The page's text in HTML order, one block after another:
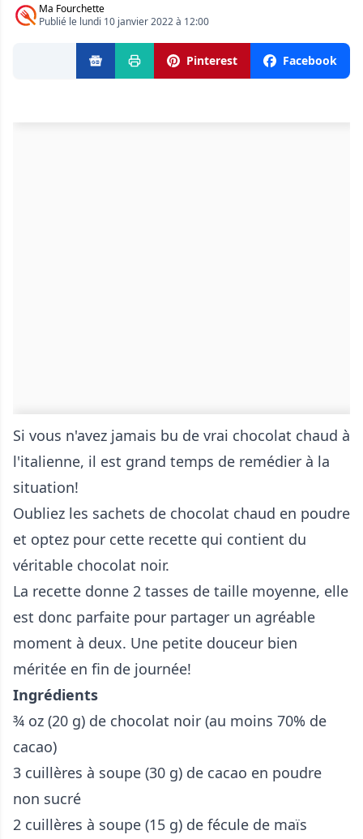
Ma Fourchette
Publié le lundi 10 janvier 2022 à 12:00
Pinterest Facebook
Si vous n'avez jamais bu de vrai chocolat chaud à
l'italienne, il est grand temps de remédier à la
situation!
Oubliez les sachets de chocolat chaud en poudre
et optez pour cette recette qui contient du
véritable chocolat noir.
La recette donne 2 tasses de taille moyenne, elle
est donc parfaite pour partager un agréable
moment à deux. Une petite douceur bien
méritée en fin de journée!
Ingrédients
¾ oz (20 g) de chocolat noir (au moins 70% de
cacao)
3 cuillères à soupe (30 g) de cacao en poudre
non sucré
2 cuillères à soupe (15 g) de fécule de maïs